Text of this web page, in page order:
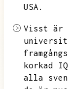
USA.
Visst är
korkad
alla